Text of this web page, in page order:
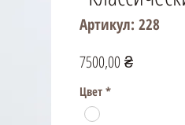
Артикул: 228
7500,00 ₴Цена
Цвет *